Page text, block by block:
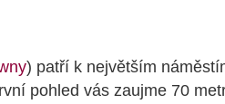
) patří k největším
pohled vás zaujme 70